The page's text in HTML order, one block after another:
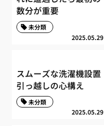
数分が重要
2025.05.29
未分類
スムーズな洗濯機設置
引っ越しの心構え
2025.05.29
未分類